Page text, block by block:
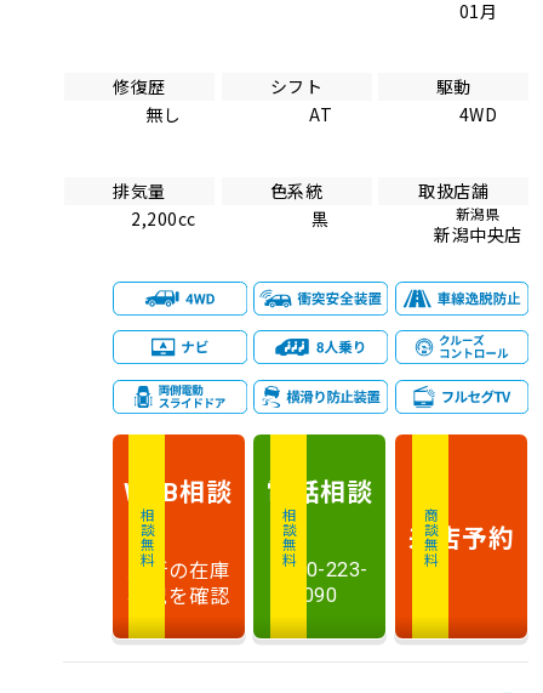
01月
修復歴
無し
シフト
AT
駆動
4WD
排気量
2,200cc
色系統
黒
取扱店舗
新潟県
新潟中央店
相談無料
WEB相談
最新の在庫
状況を確認
相談無料
電話相談
0120-223-
090
商談無料
来店予約